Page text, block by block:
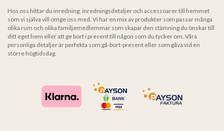
Hos oss hittar du inredning, inredningsdetaljer och accessoarer till hemmet
som vi själva vill omge oss med. Vi har en mix av produkter som passar många
olika rum och olika familjemedlemmar som skapar den stämning du önskar till
ditt eget hem eller att ge bort i present till någon som du tycker om. Våra
personliga detaljer är perfekta som gå-bort-present eller som gåva vid en
större högtidsdag.